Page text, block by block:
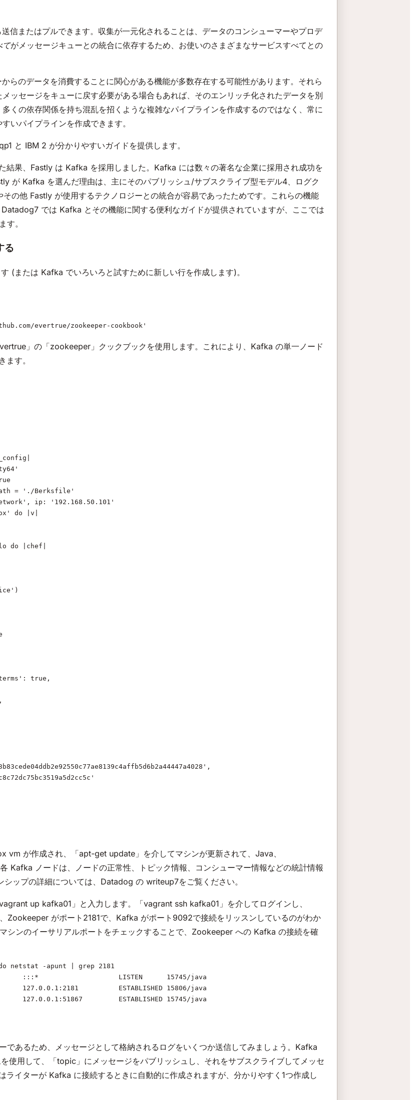
信またはプルできます。収集が一元化されることは、データのコンシューマーやプロデ
てがメッセージキューとの統合に依存するため、お使いのさまざまなサービスすべてとの
らのデータを消費することに関心がある機能が多数存在する可能性があります。それら
ッセージをキューに戻す必要がある場合もあれば、そのエンリッチ化されたデータを別
くの依存関係を持ち混乱を招くような複雑なパイプラインを作成するのではなく、常に
いパイプラインを作成できます。
と IBM 2 が分かりやすいガイドを提供します。
結果、Fastly は Kafka を採用しました。Kafka には数々の著名な企業に採用され成功を
が Kafka を選んだ理由は、主にそのパブリッシュ/サブスクライブ型モデル4、ログク
の他 Fastly が使用するテクノロジーとの統合が容易であったためです。これらの機能
では Kafka とその機能に関する便利なガイドが提供されていますが、ここでは
す。
る
(または Kafka でいろいろと試すために新しい行を作成します)。
evertrue/zookeeper-cookbook'
」の「zookeeper」クックブックを使用します。これにより、Kafka の単一ノード
ます。
= './Berksfile'
ip: '192.168.50.101'
do |v|
do |chef|
true,
vm が作成され、「apt-get update」を介してマシンが更新されて、Java、
Kafka ノードは、ノードの正常性、トピック情報、コンシューマー情報などの統計情報
ップの詳細については、Datadog の writeup7をご覧ください。
up kafka01」と入力します。「vagrant ssh kafka01」を介してログインし、
Zookeeper がポート2181で、Kafka がポート9092で接続をリッスンしているのがわか
シンのイーサリアルポートをチェックすることで、Zookeeper への Kafka の接続を確
netstat -apunt | grep 2181
:::*                    LISTEN      15745/java
127.0.0.1:2181          ESTABLISHED 15806/java
127.0.0.1:51867         ESTABLISHED 15745/java
であるため、メッセージとして格納されるログをいくつか送信してみましょう。Kafka
使用して、「topic」にメッセージをパブリッシュし、それをサブスクライブしてメッセ
ライターが Kafka に接続するときに自動的に作成されますが、分かりやすく1つ作成し